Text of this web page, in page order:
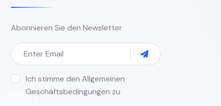
Abonnieren Sie den Newsletter
Ich stimme den Allgemeinen
Geschäftsbedingungen zu